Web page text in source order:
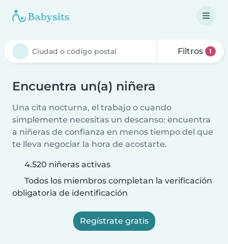
Filtros 1
Encuentra un(a) niñera
Una cita nocturna, el trabajo o cuando
simplemente necesitas un descanso: encuentra
a niñeras de confianza en menos tiempo del que
te lleva negociar la hora de acostarte.
4.520 niñeras activas
Todos los miembros completan la verificación
obligatoria de identificación
Regístrate gratis